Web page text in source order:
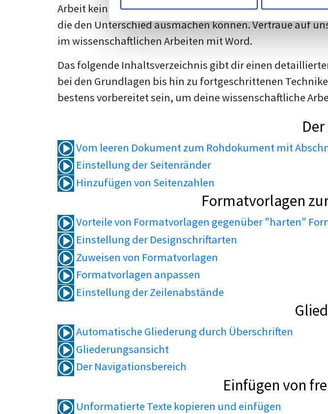
Arbeit kein Problem mehr für dich darstellen. Unsere
die den Unterschied ausmachen können. Vertraue auf
im wissenschaftlichen Arbeiten mit Word.
Das folgende Inhaltsverzeichnis gibt dir einen
bei den Grundlagen bis hin zu fortgeschrittenen
bestens vorbereitet sein, um deine wissenschaftliche
Vom leeren Dokument zum Rohdokument mit
Einstellung der Seitenränder
Hinzufügen von Seitenzahlen
Formatvorlagen
Vorteile von Formatvorlagen gegenüber "harten"
Einstellung der Designschriftarten
Zuweisen von Formatvorlagen
Formatvorlagen anpassen
Einstellung der Zeilenabstände
Automatische Gliederung durch Überschriften
Gliederungsansicht
Der Navigationsbereich
Einfügen von
Unformatierte Texte kopieren und einfügen